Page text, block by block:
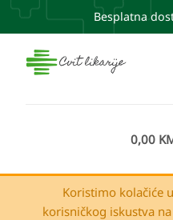
Besplatna
0,00
Koristimo kolačiće
korisničkog iskustva